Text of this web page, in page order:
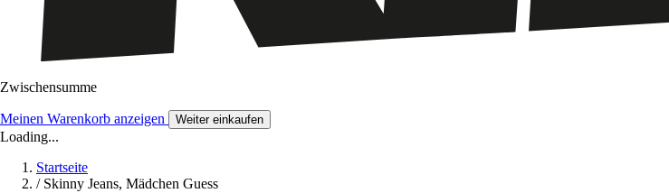
Zwischensumme
Meinen Warenkorb anzeigen Weiter einkaufen
Loading...
Startseite
/ Skinny Jeans, Mädchen Guess